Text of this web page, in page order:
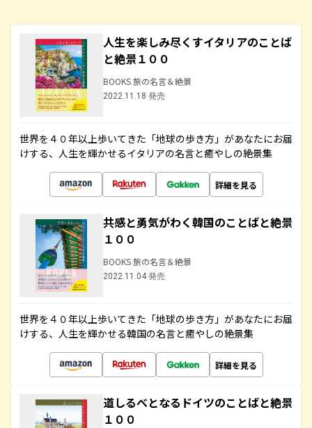
人生を楽しみ尽くすイタリアのことば
と絶景１００
BOOKS 旅の名言＆絶景
2022.11.18 発売
世界を４０年以上歩いてきた「地球の歩き方」があなたにお届
けする、人生を輝かせるイタリアの名言と癒やしの絶景集
詳細を見る
共感と勇気がわく韓国のことばと絶景
１００
BOOKS 旅の名言＆絶景
2022.11.04 発売
世界を４０年以上歩いてきた「地球の歩き方」があなたにお届
けする、人生を輝かせる韓国の名言と癒やしの絶景集
詳細を見る
道しるべとなるドイツのことばと絶景
１００